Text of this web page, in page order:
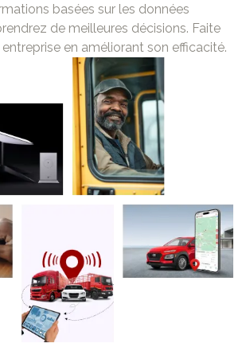
basées sur les données
de meilleures décisions. Faite
en améliorant son efficacité.